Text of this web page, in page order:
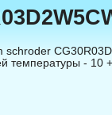
schroder
температуры - 10 +